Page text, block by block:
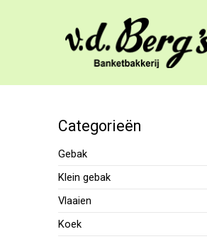
Categorieën
Gebak
Klein gebak
Vlaaien
Koek